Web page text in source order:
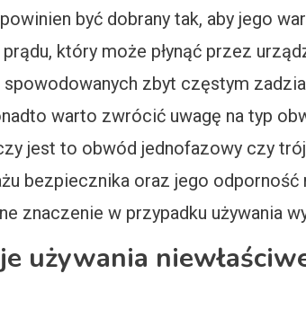
być dobrany tak, aby jego
który może płynąć przez
zbyt częstym
warto zwrócić uwagę na typ
jest to obwód jednofazowy czy
bezpiecznika oraz jego odporność
znaczenie w przypadku używania
używania